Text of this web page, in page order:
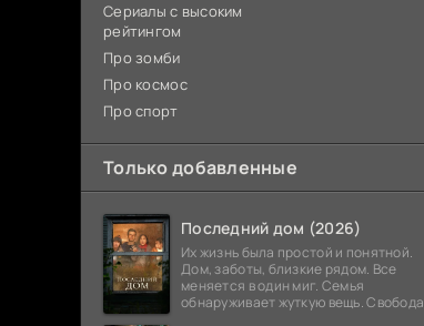
Сериалы с высоким
рейтингом
Про зомби
Про космос
Про спорт
Только добавленные
Последний дом (2026)
Их жизнь была простой и понятной.
Дом, заботы, близкие рядом. Все
меняется в один миг. Семья
обнаруживает жуткую вещь. Свобода